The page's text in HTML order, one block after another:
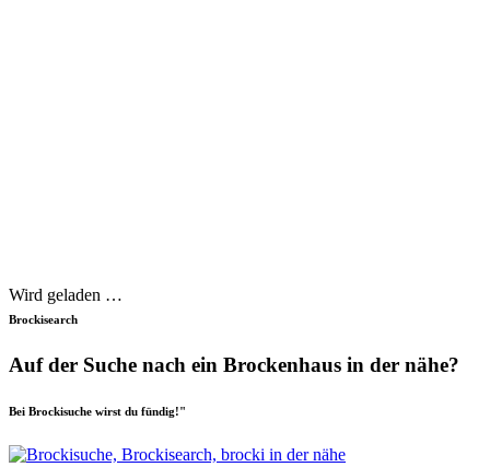
Wird geladen …
Brockisearch
Auf der Suche nach ein Brockenhaus in der nähe?
Bei Brockisuche wirst du fündig!"